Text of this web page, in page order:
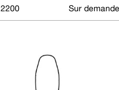
2200 Sur demande